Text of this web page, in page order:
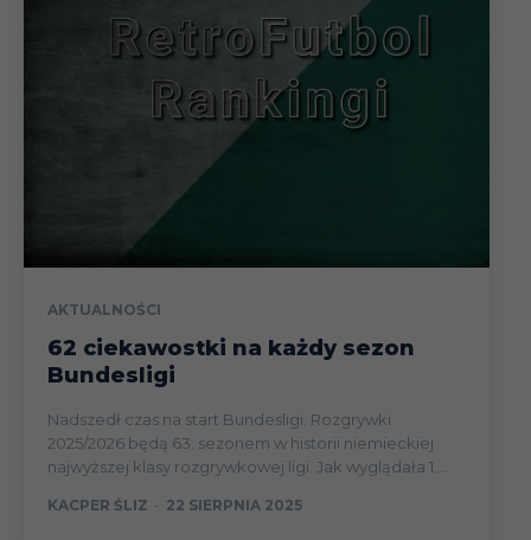
AKTUALNOŚCI
62 ciekawostki na każdy sezon
Bundesligi
Nadszedł czas na start Bundesligi. Rozgrywki
2025/2026 będą 63. sezonem w historii niemieckiej
najwyższej klasy rozgrywkowej ligi. Jak wyglądała 1....
KACPER ŚLIZ - 22 SIERPNIA 2025